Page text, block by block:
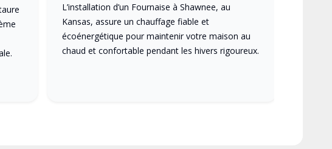
L’installation d’un Fournaise à Shawnee, au
Kansas, assure un chauffage fiable et
écoénergétique pour maintenir votre maison au
chaud et confortable pendant les hivers rigoureux.